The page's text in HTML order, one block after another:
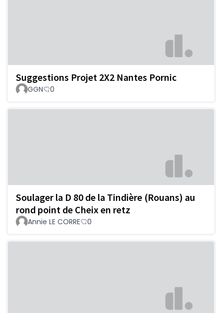
Suggestions Projet 2X2 Nantes Pornic
GGN 0
Soulager la D 80 de la Tindière (Rouans) au
rond point de Cheix en retz
Annie LE CORRE 0